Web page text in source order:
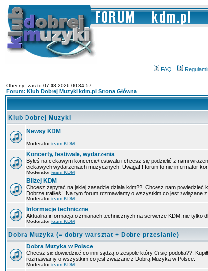
FAQ
Obecny czas to 07.08.2026 00:34:57
Forum: Klub Dobrej Muzyki kdm.pl Strona Główna
Klub Dobrej Muzyki
Newsy KDM
Moderatorteam KDM
Koncerty, festiwale, wydarzenia
Byłeś na ciekawym koncercie/festiwalu i chcesz się podzielić z nami
ciekawych wydarzeniach muzycznych. Uwaga!!! forum to nie informator
Moderatorteam KDM
Bliżej KDM
Chcesz zapytać na jakiej zasadzie działa kdm??. Chcesz nam
Dobrze trafiłeś!. Na tym forum rozmawiamy o wszystkim co jest związane z
Moderatorteam KDM
Informacje techniczne
Aktualna informacja o zmianach technicznych na serwerze KDM, nie tylko
Moderatorteam KDM
Dobra Muzyka (= dobry warsztat + Dobre przesłanie)
Dobra Muzyka w Polsce
Chcesz się dowiedzieć co inni sądzą o zespole który Ci się podoba??.
rozmawiamy o wszystkim co jest związane z Dobrą Muzyką w Polsce.
Moderatorteam KDM